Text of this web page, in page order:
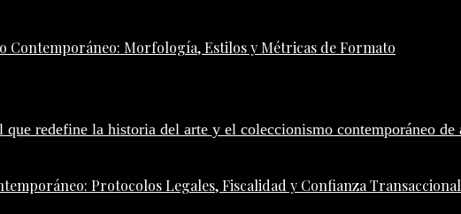
Contemporáneo: Morfología, Estilos y Métricas de Formato
Protocolos Legales, Fiscalidad y Confianza Transaccional